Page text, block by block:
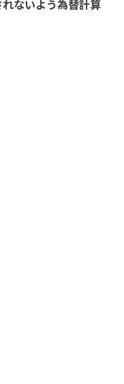
ないよう為替計算